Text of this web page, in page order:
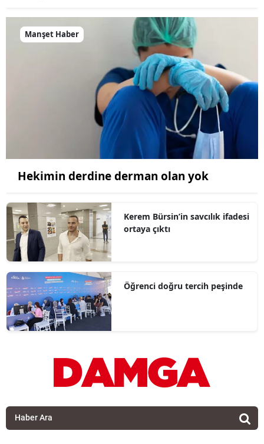
Manşet Haber
Hekimin derdine derman olan yok
Kerem Bürsin’in savcılık ifadesi
ortaya çıktı
Öğrenci doğru tercih peşinde